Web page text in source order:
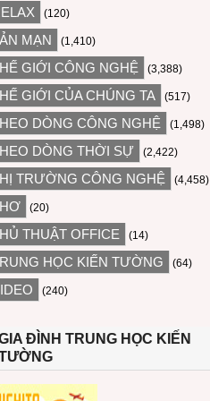
(120)
MẠN (1,410)
GIỚI CÔNG NGHỆ (3,388)
GIỚI CỦA CHÚNG TA (517)
DÒNG CÔNG NGHỆ (1,498)
DÒNG THỜI SỰ (2,422)
TRƯỜNG CÔNG NGHỆ (4,458)
(20)
THUẬT OFFICE (14)
HỌC KIẾN TƯỜNG (64)
(240)
ĐÌNH TRUNG HỌC KIẾN